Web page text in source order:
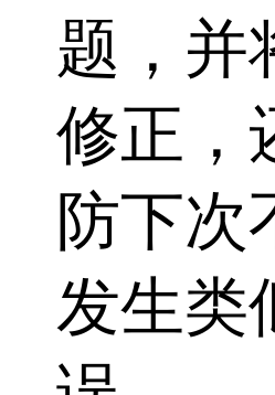
题，并
修正，
防下次
发生类